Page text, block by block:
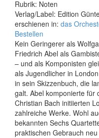
Rubrik: Noten
Verlag/Label: Edition
erschienen in: das
Bestellen
Kein Geringerer als
Friedrich Abel als
– und als Komponisten
als Jugendlicher in
in sein Skizzenbuch, die
galt. Abel komponierte für
Christian Bach initiierten
zahlreiche Werke. Wohl
bekannten Sechs
praktischen Gebrauch